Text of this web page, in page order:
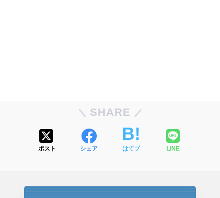
SHARE
ポスト シェア はてブ LINE